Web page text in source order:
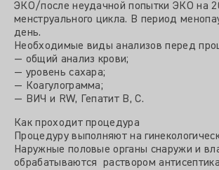
ЭКО/после неудачной попытки ЭКО на
менструального цикла. В период
день.
Необходимые виды анализов перед
— общий анализ крови;
— уровень сахара;
— Коагулограмма;
— ВИЧ и RW, Гепатит В, С.
Как проходит процедура
Процедуру выполняют на
Наружные половые органы снаружи и
обрабатываются раствором